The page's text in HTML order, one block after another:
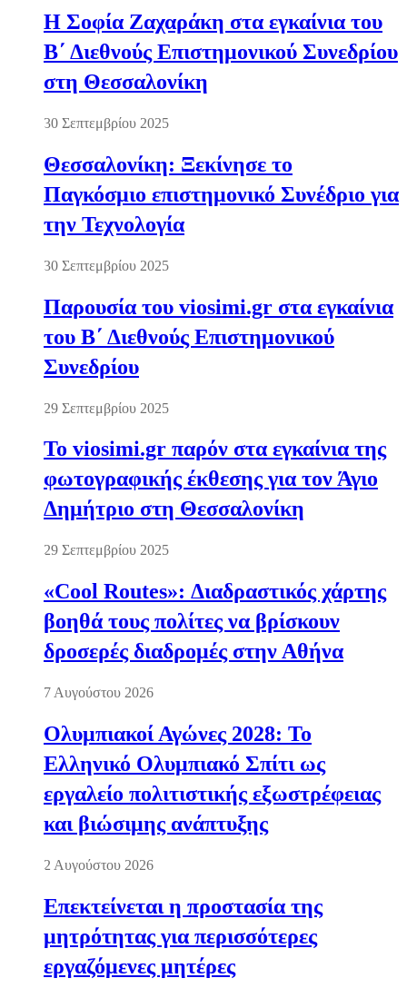
Η Σοφία Ζαχαράκη στα εγκαίνια του
Β΄ Διεθνούς Επιστημονικού Συνεδρίου
στη Θεσσαλονίκη
30 Σεπτεμβρίου 2025
Θεσσαλονίκη: Ξεκίνησε το
Παγκόσμιο επιστημονικό Συνέδριο για
την Τεχνολογία
30 Σεπτεμβρίου 2025
Παρουσία του viosimi.gr στα εγκαίνια
του Β΄ Διεθνούς Επιστημονικού
Συνεδρίου
29 Σεπτεμβρίου 2025
Το viosimi.gr παρόν στα εγκαίνια της
φωτογραφικής έκθεσης για τον Άγιο
Δημήτριο στη Θεσσαλονίκη
29 Σεπτεμβρίου 2025
«Cool Routes»: Διαδραστικός χάρτης
βοηθά τους πολίτες να βρίσκουν
δροσερές διαδρομές στην Αθήνα
7 Αυγούστου 2026
Ολυμπιακοί Αγώνες 2028: Το
Ελληνικό Ολυμπιακό Σπίτι ως
εργαλείο πολιτιστικής εξωστρέφειας
και βιώσιμης ανάπτυξης
2 Αυγούστου 2026
Επεκτείνεται η προστασία της
μητρότητας για περισσότερες
εργαζόμενες μητέρες